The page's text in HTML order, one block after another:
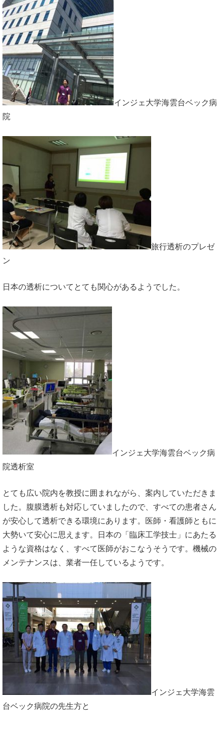
インジェ大学海雲台ベック病
院
旅行透析のプレゼ
ン
日本の透析についてとても関心があるようでした。
インジェ大学海雲台ベック病
院透析室
とても広い院内を教授に囲まれながら、案内していただきま
した。腹膜透析も対応していましたので、すべての患者さん
が安心して透析できる環境にあります。医師・看護師ともに
大勢いて安心に思えます。日本の「臨床工学技士」にあたる
ような資格はなく、すべて医師がおこなうそうです。機械の
メンテナンスは、業者一任しているようです。
インジェ大学海雲
台ベック病院の先生方と